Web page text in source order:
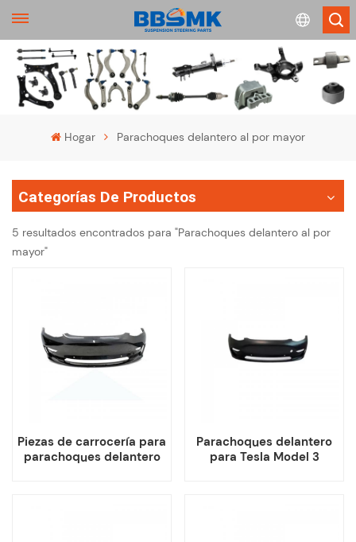
English
français
español
Hogar Parachoques delantero al por mayor
Categorías De Productos
5 resultados encontrados para "Parachoques delantero al por
mayor"
Piezas de carrocería para
parachoques delantero
Parachoques delantero
para Tesla Model 3